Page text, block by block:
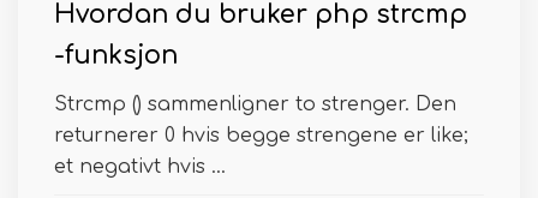
Hvordan du bruker php strcmp
-funksjon
Strcmp () sammenligner to strenger. Den
returnerer 0 hvis begge strengene er like;
et negativt hvis ...